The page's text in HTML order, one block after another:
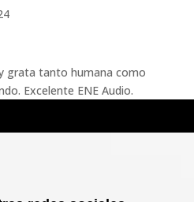
grata tanto humana como
Excelente ENE Audio.